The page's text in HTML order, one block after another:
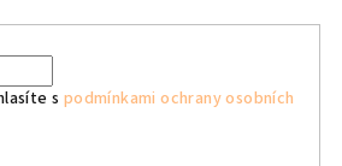
s podmínkami ochrany osobních